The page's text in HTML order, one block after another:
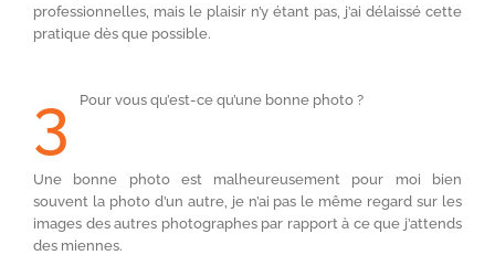
professionnelles, mais le plaisir n’y étant pas, j’ai délaissé cette
pratique dès que possible.
3 Pour vous qu’est-ce qu’une bonne photo ?
Une bonne photo est malheureusement pour moi bien
souvent la photo d’un autre, je n’ai pas le même regard sur les
images des autres photographes par rapport à ce que j’attends
des miennes.